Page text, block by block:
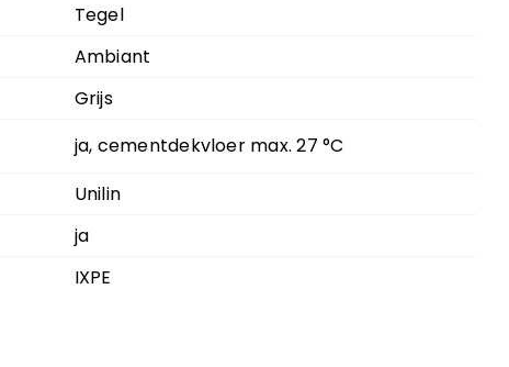
Tegel
Ambiant
Grijs
ja, cementdekvloer max. 27 °C
Unilin
ja
IXPE